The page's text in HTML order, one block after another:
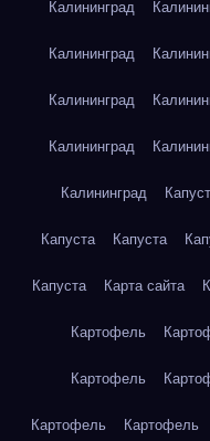
Калининград
Калининград
Калининград
Калининград
Калининград
Капуста Капуста
Капуста Карта сайта
Картофель
Картофель
Картофель Картофель